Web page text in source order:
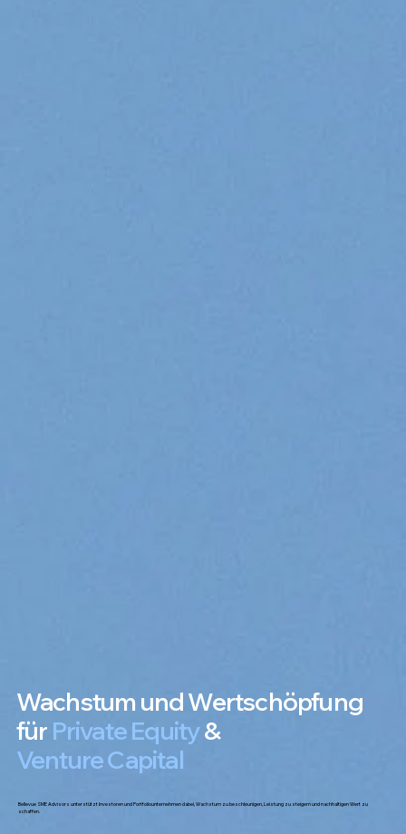
Wachstum und Wertschöpfung
für Private Equity&
Venture Capital
Bellevue SME Advisors unterstützt Investoren und Portfoliounternehmen dabei, Wachstum zu beschleunigen, Leistung zu steigern und nachhaltigen Wert zu
schaffen.